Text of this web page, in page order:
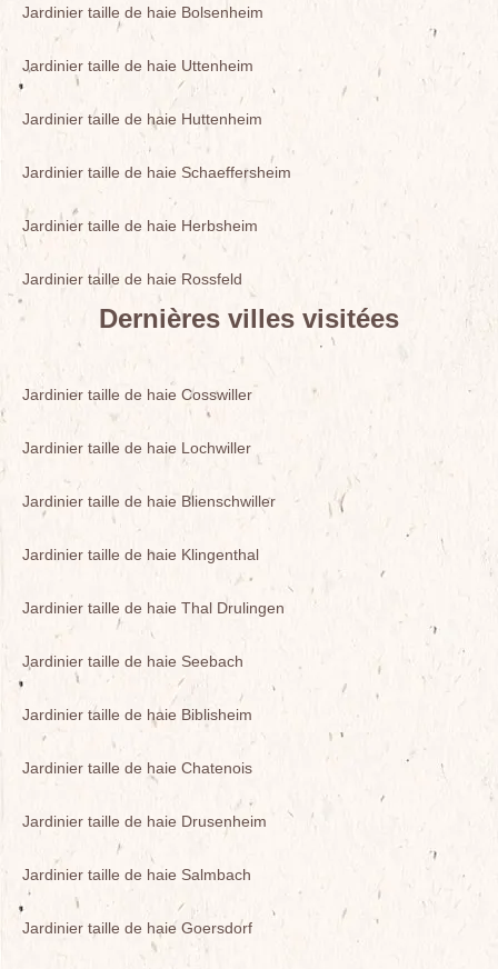
Jardinier taille de haie Bolsenheim
Jardinier taille de haie Uttenheim
Jardinier taille de haie Huttenheim
Jardinier taille de haie Schaeffersheim
Jardinier taille de haie Herbsheim
Jardinier taille de haie Rossfeld
Dernières villes visitées
Jardinier taille de haie Cosswiller
Jardinier taille de haie Lochwiller
Jardinier taille de haie Blienschwiller
Jardinier taille de haie Klingenthal
Jardinier taille de haie Thal Drulingen
Jardinier taille de haie Seebach
Jardinier taille de haie Biblisheim
Jardinier taille de haie Chatenois
Jardinier taille de haie Drusenheim
Jardinier taille de haie Salmbach
Jardinier taille de haie Goersdorf